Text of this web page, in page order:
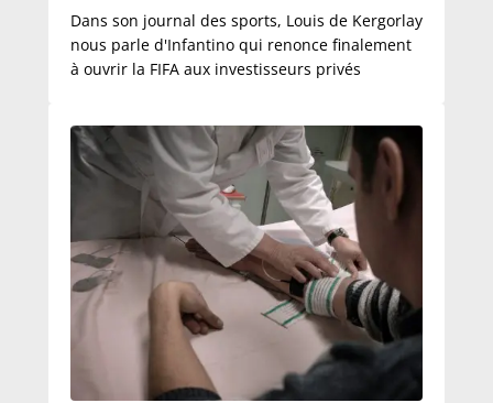
Dans son journal des sports, Louis de Kergorlay
nous parle d'Infantino qui renonce finalement
à ouvrir la FIFA aux investisseurs privés